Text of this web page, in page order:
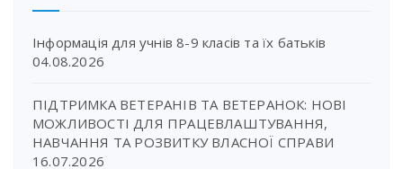
Інформація для учнів 8-9 класів та їх батьків
04.08.2026
ПІДТРИМКА ВЕТЕРАНІВ ТА ВЕТЕРАНОК: НОВІ
МОЖЛИВОСТІ ДЛЯ ПРАЦЕВЛАШТУВАННЯ,
НАВЧАННЯ ТА РОЗВИТКУ ВЛАСНОЇ СПРАВИ
16.07.2026